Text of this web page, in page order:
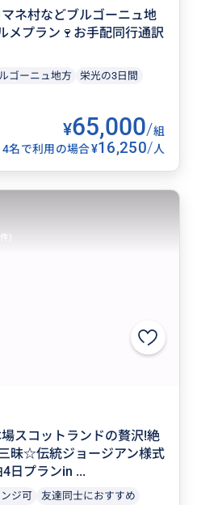
ネ村などブルゴーニュ地
メプラン🍷お手配同行通訳
ゴーニュ地方 栄光の3日間
¥65,000/組
4名で利用の場合¥16,250/人
スコットランドの贅沢!絶
昧☆伝統ジョージアン様式
日プランin ...
ジ可
友達同士におすすめ
)